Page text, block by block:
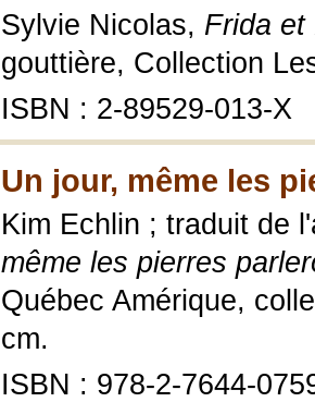
Sylvie Nicolas, Frida et
gouttière, Collection
ISBN : 2-89529-013-X
Un jour, même les
Kim Echlin ; traduit de
même les pierres
Québec Amérique,
cm.
ISBN : 978-2-7644-